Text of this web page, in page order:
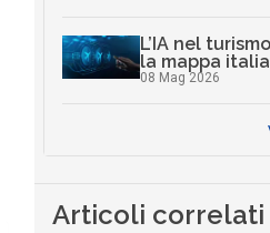
L’IA nel
la mappa
08 Mag 2026
Articoli correlati